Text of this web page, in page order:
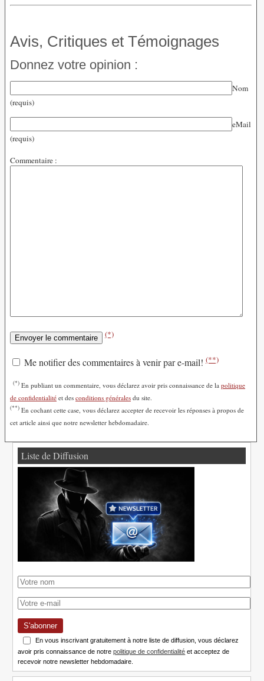
Avis, Critiques et Témoignages
Donnez votre opinion :
Nom
(requis)
eMail
(requis)
Commentaire :
(*)
Me notifier des commentaires à venir par e-mail! (**)
(*) En publiant un commentaire, vous déclarez avoir pris connaissance de la politique
de confidentialité et des conditions générales du site.
(**) En cochant cette case, vous déclarez accepter de recevoir les réponses à propos de
cet article ainsi que notre newsletter hebdomadaire.
Liste de Diffusion
S'abonner
En vous inscrivant gratuitement à notre liste de diffusion, vous déclarez
avoir pris connaissance de notrepolitique de confidentialité et acceptez de
recevoir notre newsletter hebdomadaire.